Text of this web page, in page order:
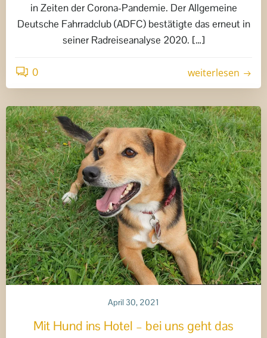
in Zeiten der Corona-Pandemie. Der Allgemeine
Deutsche Fahrradclub (ADFC) bestätigte das erneut in
seiner Radreiseanalyse 2020. […]
0 weiterlesen
April 30, 2021
Mit Hund ins Hotel – bei uns geht das